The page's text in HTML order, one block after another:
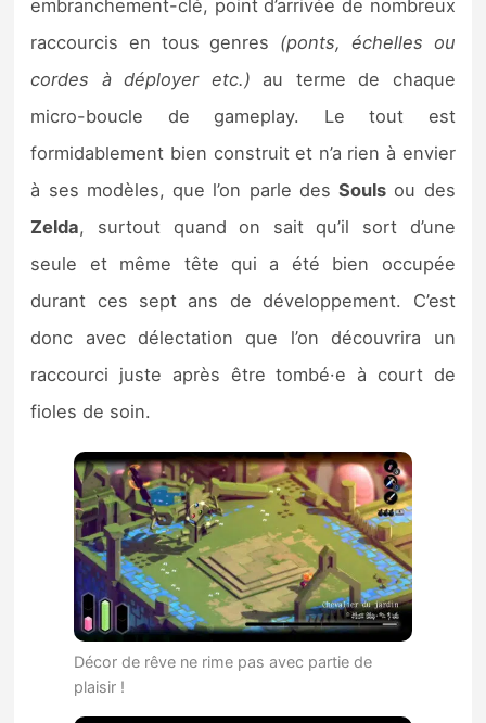
embranchement-clé, point d’arrivée de nombreux
raccourcis en tous genres (ponts, échelles ou
cordes à déployer etc.) au terme de chaque
micro-boucle de gameplay. Le tout est
formidablement bien construit et n’a rien à envier
à ses modèles, que l’on parle desSouls ou des
Zelda, surtout quand on sait qu’il sort d’une
seule et même tête qui a été bien occupée
durant ces sept ans de développement. C’est
donc avec délectation que l’on découvrira un
raccourci juste après être tombé·e à court de
fioles de soin.
Décor de rêve ne rime pas avec partie de
plaisir !